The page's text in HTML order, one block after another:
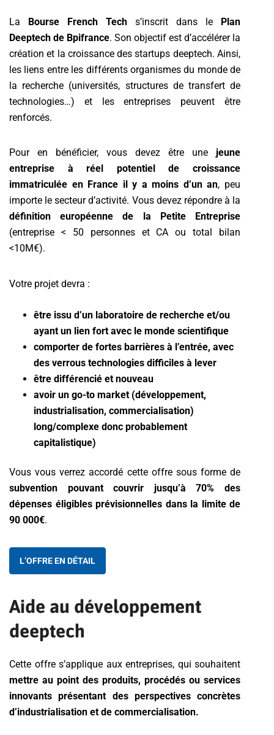
La Bourse French Tech s’inscrit dans le Plan
Deeptech de Bpifrance. Son objectif est d’accélérer la
création et la croissance des startups deeptech. Ainsi,
les liens entre les différents organismes du monde de
la recherche (universités, structures de transfert de
technologies…) et les entreprises peuvent être
renforcés.
Pour en bénéficier, vous devez être une jeune
entreprise à réel potentiel de croissance
immatriculée en France il y a moins d’un an, peu
importe le secteur d’activité. Vous devez répondre à la
définition européenne de la Petite Entreprise
(entreprise < 50 personnes et CA ou total bilan
<10M€).
Votre projet devra :
être issu d’un laboratoire de recherche et/ou
ayant un lien fort avec le monde scientifique
comporter de fortes barrières à l’entrée, avec
des verrous technologies difficiles à lever
être différencié et nouveau
avoir un go-to market (développement,
industrialisation, commercialisation)
long/complexe donc probablement
capitalistique)
Vous vous verrez accordé cette offre sous forme de
subvention pouvant couvrir jusqu’à 70% des
dépenses éligibles prévisionnelles dans la limite de
90 000€.
L’OFFRE EN DÉTAIL
Aide au développement
deeptech
Cette offre s’applique aux entreprises, qui souhaitent
mettre au point des produits, procédés ou services
innovants présentant des perspectives concrètes
d’industrialisation et de commercialisation.